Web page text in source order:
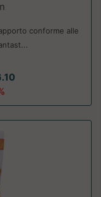
conforme alle